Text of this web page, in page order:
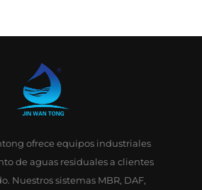
ofrece equipos industriales
de aguas residuales a clientes
Nuestros sistemas MBR, DAF,